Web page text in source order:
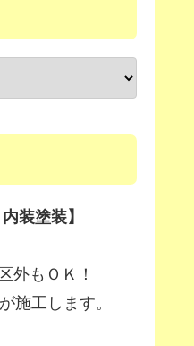
装塗装】
外もＯＫ！
施工します。